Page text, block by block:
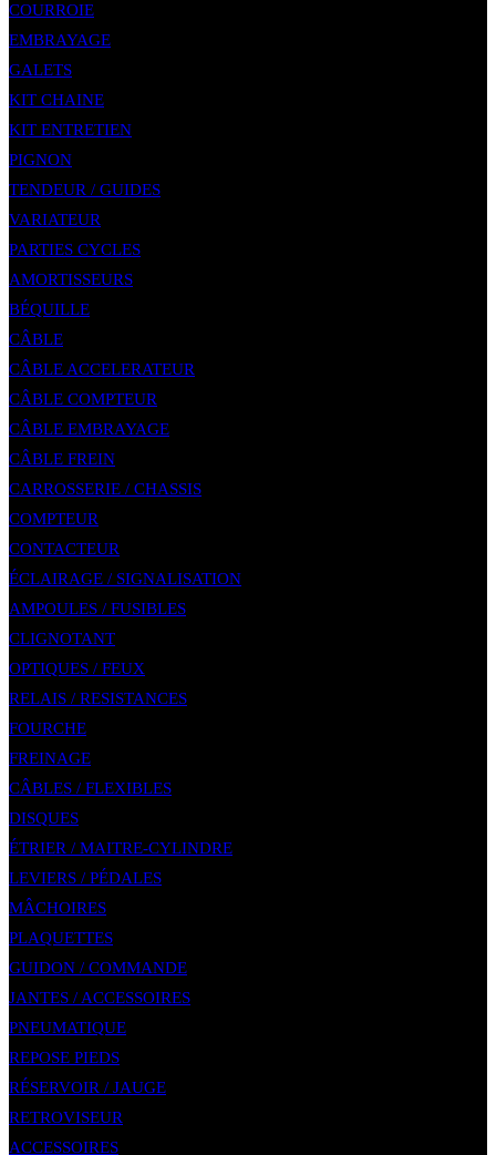
COURROIE
EMBRAYAGE
GALETS
KIT CHAINE
KIT ENTRETIEN
PIGNON
TENDEUR / GUIDES
VARIATEUR
PARTIES CYCLES
AMORTISSEURS
BÉQUILLE
CÂBLE
CÂBLE ACCELERATEUR
CÂBLE COMPTEUR
CÂBLE EMBRAYAGE
CÂBLE FREIN
CARROSSERIE / CHASSIS
COMPTEUR
CONTACTEUR
ÉCLAIRAGE / SIGNALISATION
AMPOULES / FUSIBLES
CLIGNOTANT
OPTIQUES / FEUX
RELAIS / RESISTANCES
FOURCHE
FREINAGE
CÂBLES / FLEXIBLES
DISQUES
ÉTRIER / MAITRE-CYLINDRE
LEVIERS / PÉDALES
MÂCHOIRES
PLAQUETTES
GUIDON / COMMANDE
JANTES / ACCESSOIRES
PNEUMATIQUE
REPOSE PIEDS
RÉSERVOIR / JAUGE
RETROVISEUR
ACCESSOIRES